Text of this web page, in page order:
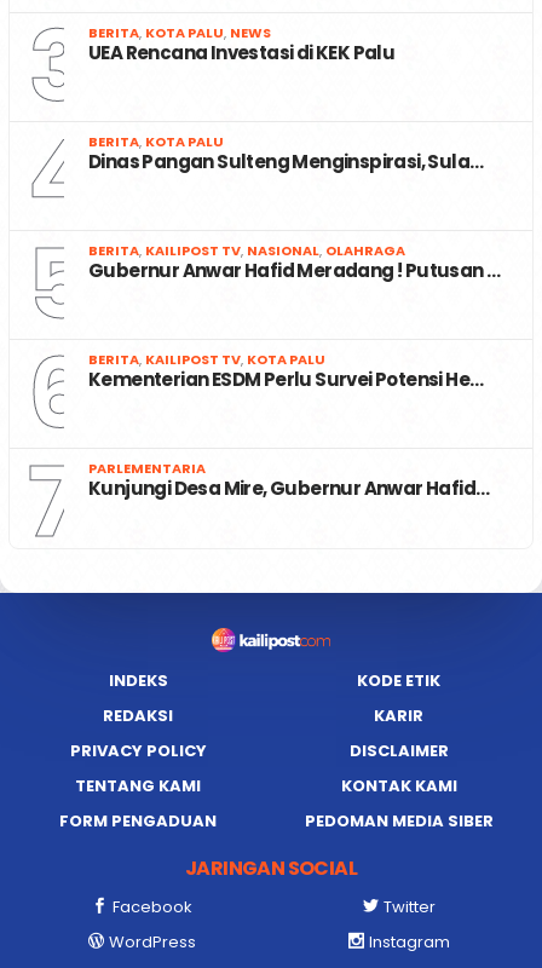
3 BERITA, KOTA PALU, NEWS
UEA Rencana Investasi di KEK Palu
4 BERITA, KOTA PALU
Dinas Pangan Sulteng Menginspirasi, Sula…
5 BERITA, KAILIPOST TV, NASIONAL, OLAHRAGA
Gubernur Anwar Hafid Meradang ! Putusan …
6 BERITA, KAILIPOST TV, KOTA PALU
Kementerian ESDM Perlu Survei Potensi He…
7 PARLEMENTARIA
Kunjungi Desa Mire, Gubernur Anwar Hafid…
INDEKS
KODE ETIK
REDAKSI
KARIR
PRIVACY POLICY
DISCLAIMER
TENTANG KAMI
KONTAK KAMI
FORM PENGADUAN
PEDOMAN MEDIA SIBER
JARINGAN SOCIAL
Facebook
Twitter
WordPress
Instagram